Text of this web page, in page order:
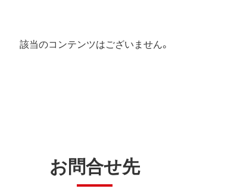
該当のコンテンツはございません。
お問合せ先